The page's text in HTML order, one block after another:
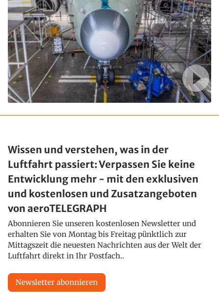
Wissen und verstehen, was in der
Luftfahrt passiert: Verpassen Sie keine
Entwicklung mehr - mit den exklusiven
und kostenlosen und Zusatzangeboten
von aeroTELEGRAPH
Abonnieren Sie unseren kostenlosen Newsletter und
erhalten Sie von Montag bis Freitag pünktlich zur
Mittagszeit die neuesten Nachrichten aus der Welt der
Luftfahrt direkt in Ihr Postfach..
Newsletter abonnieren